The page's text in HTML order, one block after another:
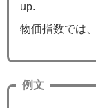
up.
物価指数では
例文